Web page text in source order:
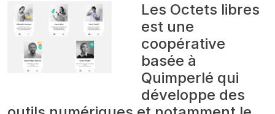
Les Octets libres
est une
coopérative
basée à
Quimperlé qui
développe des